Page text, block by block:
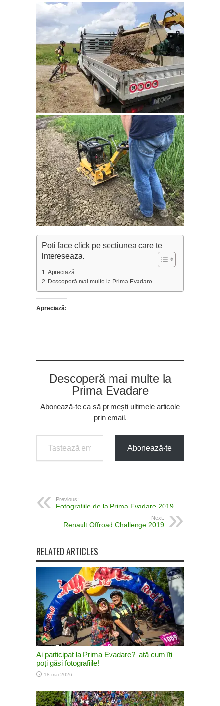
Poti face click pe sectiunea care te
intereseaza.
Apreciază:
Descoperă mai multe la Prima Evadare
Apreciază:
Descoperă mai multe la
Prima Evadare
Abonează-te ca să primești ultimele articole
prin email.
Tastează emailul tău...
Abonează-te
Previous:
Fotografiile de la Prima Evadare 2019
Next:
Renault Offroad Challenge 2019
RELATED ARTICLES
Ai participat la Prima Evadare? Iată cum îți
poți găsi fotografiile!
18 mai 2026